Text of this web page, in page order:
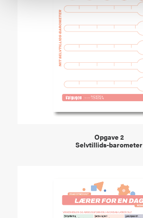
Opgave 2
Selvtillids-barometer